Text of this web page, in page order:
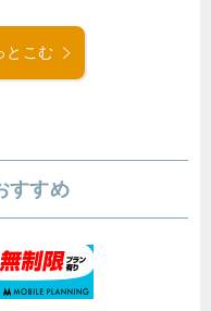
とこむ
すすめ